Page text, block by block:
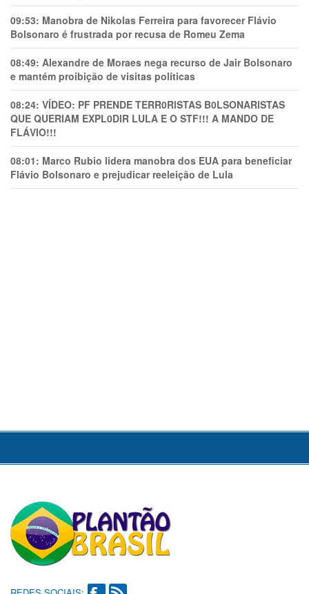
09:53: Manobra de Nikolas Ferreira para favorecer Flávio
Bolsonaro é frustrada por recusa de Romeu Zema
08:49: Alexandre de Moraes nega recurso de Jair Bolsonaro
e mantém proibição de visitas políticas
08:24: VÍDEO: PF PRENDE TERR0RlSTAS B0LSONARlSTAS
QUE QUERIAM EXPL0DlR LULA E O STF!!! A MANDO DE
FLÁVIO!!!
08:01: Marco Rubio lidera manobra dos EUA para beneficiar
Flávio Bolsonaro e prejudicar reeleição de Lula